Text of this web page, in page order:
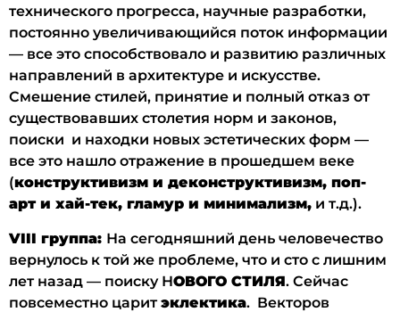
технического прогресса, научные разработки,
постоянно увеличивающийся поток информации
— все это способствовало и развитию различных
направлений в архитектуре и искусстве.
Смешение стилей, принятие и полный отказ от
существовавших столетия норм и законов,
поиски и находки новых эстетических форм —
все это нашло отражение в прошедшем веке
(конструктивизм и деконструктивизм, поп-
арт и хай-тек, гламур и минимализм, и т.д.).
VIII группа: На сегодняшний день человечество
вернулось к той же проблеме, что и сто с лишним
лет назад — поиску НОВОГО СТИЛЯ. Сейчас
повсеместно царитэклектика. Векторов